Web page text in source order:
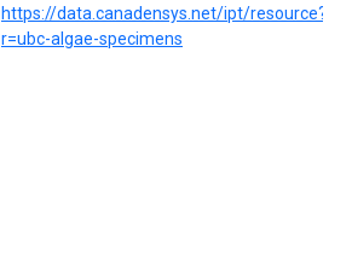
https://data.canadensys.net/ipt/resource?
r=ubc-algae-specimens